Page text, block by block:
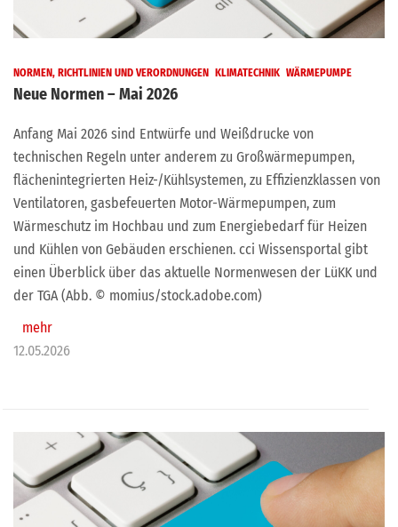
NORMEN, RICHTLINIEN UND VERORDNUNGEN KLIMATECHNIK WÄRMEPUMPE
Neue Normen – Mai 2026
Anfang Mai 2026 sind Entwürfe und Weißdrucke von
technischen Regeln unter anderem zu Großwärmepumpen,
flächenintegrierten Heiz-/Kühlsystemen, zu Effizienzklassen von
Ventilatoren, gasbefeuerten Motor-Wärmepumpen, zum
Wärmeschutz im Hochbau und zum Energiebedarf für Heizen
und Kühlen von Gebäuden erschienen. cci Wissensportal gibt
einen Überblick über das aktuelle Normenwesen der LüKK und
der TGA (Abb. © momius/stock.adobe.com)
mehr
12.05.2026